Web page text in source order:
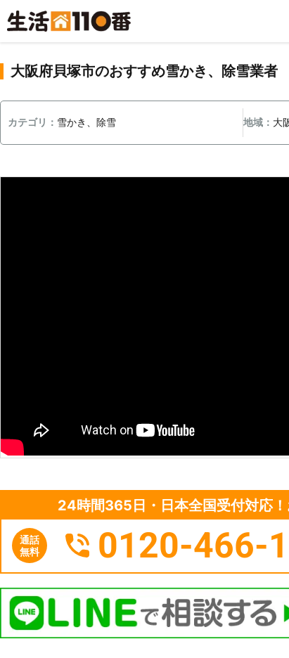
大阪府貝塚市のおすすめ雪かき、除雪業者
カテゴリ： 雪かき、除雪 地域： 大
24時間365日・日本全国受付対応
通話
無料
0120-466-